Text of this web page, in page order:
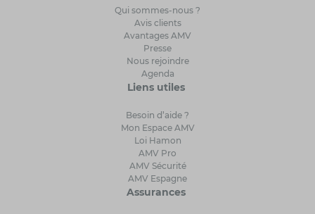
Qui sommes-nous ?
Avis clients
Avantages AMV
Presse
Nous rejoindre
Agenda
Liens utiles
Besoin d’aide ?
Mon Espace AMV
Loi Hamon
AMV Pro
AMV Sécurité
AMV Espagne
Assurances